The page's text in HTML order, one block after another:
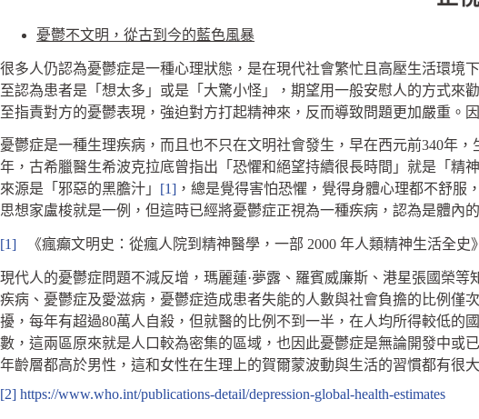
憂鬱不文明，從古到今的藍色風暴
很多人仍認為憂鬱症是一種心理狀態，是在現代社會繁忙且高壓生活環
至認為患者是「想太多」或是「大驚小怪」，期望用一般安慰人的方式
至指責對方的憂鬱表現，強迫對方打起精神來，反而導致問題更加嚴重。
憂鬱症是一種生理疾病，而且也不只在文明社會發生，早在西元前340年
年，古希臘醫生希波克拉底曾指出「恐懼和絕望持續很長時間」就是「精
來源是「邪惡的黑膽汁」 [1] ，總是覺得害怕恐懼，覺得身體心理都不舒
思想家盧梭就是一例，但這時已經將憂鬱症正視為一種疾病，認為是體內
[1] 《瘋癲文明史：從瘋人院到精神醫學，一部 2000 年人類精神生活全史
現代人的憂鬱症問題不減反增，瑪麗蓮·夢露、羅賓威廉斯、港星張國榮
疾病、憂鬱症及愛滋病，憂鬱症造成患者失能的人數與社會負擔的比例僅
擾，每年有超過80萬人自殺，但就醫的比例不到一半，在人均所得較低
數，這兩區原來就是人口較為密集的區域，也因此憂鬱症是無論開發中或
年齡層都高於男性，這和女性在生理上的賀爾蒙波動與生活的習慣都有很
[2] https://www.who.int/publications-detail/depression-global-health-estimates